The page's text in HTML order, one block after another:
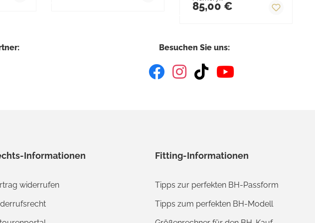
85,00 €
Besuchen Sie uns:
Informationen
widerrufen
Fitting-Informationen
Tipps zur perfekten BH-Passform
Tipps zum perfekten BH-Modell